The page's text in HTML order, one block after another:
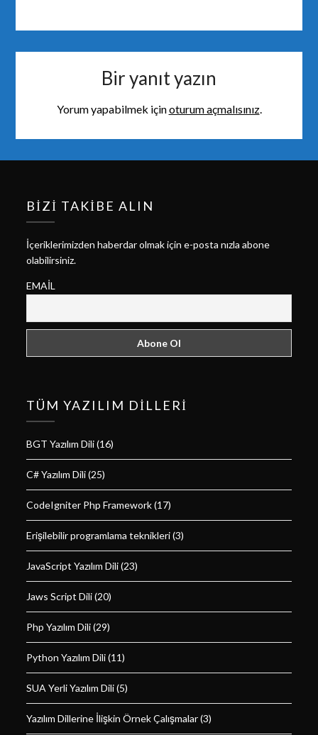
Bir yanıt yazın
Yorum yapabilmek içinoturum açmalısınız.
BIZI TAKIBE ALIN
İçeriklerimizden haberdar olmak için e-posta nızla abone
olabilirsiniz.
EMAIL
TÜM YAZILIM DILLERI
BGT Yazılım Dili(16)
C# Yazılım Dili(25)
CodeIgniter Php Framework(17)
Erişilebilir programlama teknikleri(3)
JavaScript Yazılım Dili(23)
Jaws Script Dili(20)
Php Yazılım Dili(29)
Python Yazılım Dili(11)
SUA Yerli Yazılım Dili(5)
Yazılım Dillerine İlişkin Örnek Çalışmalar(3)